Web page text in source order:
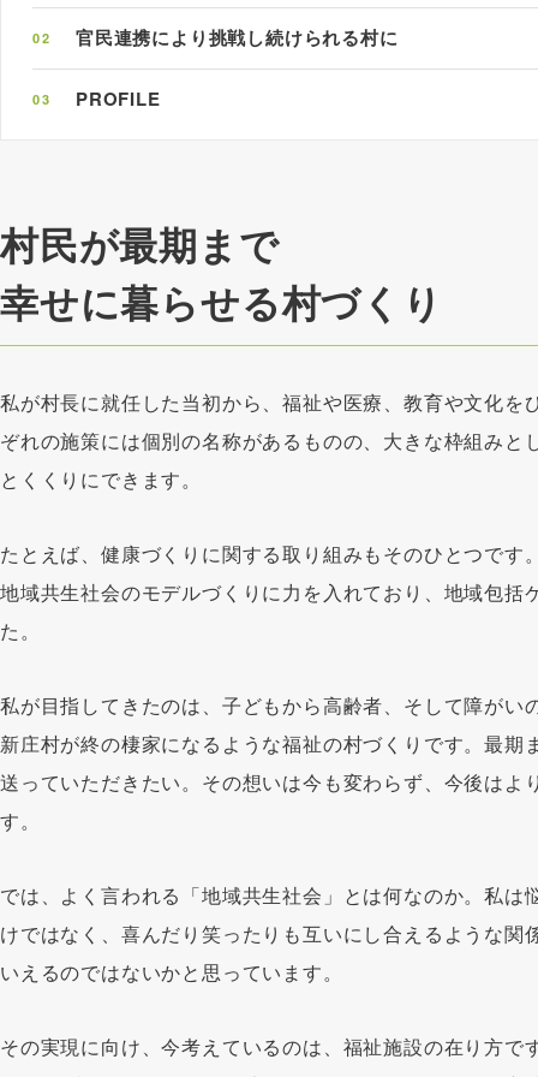
02 官民連携により挑戦し続けられる村に
03 PROFILE
村民が最期まで
幸せに暮らせる村づくり
私が村長に就任した当初から、福祉や医療、教育や文化を
ぞれの施策には個別の名称があるものの、大きな枠組み
とくくりにできます。
たとえば、健康づくりに関する取り組みもそのひとつで
地域共生社会のモデルづくりに力を入れており、地域包括
た。
私が目指してきたのは、子どもから高齢者、そして障がい
新庄村が終の棲家になるような福祉の村づくりです。最
送っていただきたい。その想いは今も変わらず、今後はよ
す。
では、よく言われる「地域共生社会」とは何なのか。私
けではなく、喜んだり笑ったりも互いにし合えるような
いえるのではないかと思っています。
その実現に向け、今考えているのは、福祉施設の在り方